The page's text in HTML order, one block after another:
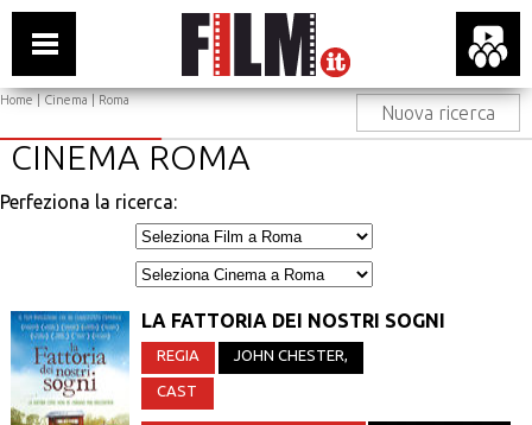
Home|Cinema| Roma
Nuova ricerca
CINEMA ROMA
Perfeziona la ricerca:
LA FATTORIA DEI NOSTRI SOGNI
REGIA JOHN CHESTER,
CAST